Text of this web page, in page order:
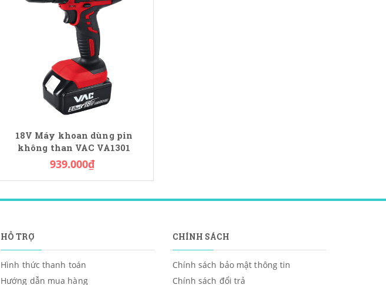
18V Máy khoan dùng pin
không than VAC VA1301
939.000₫
HỖ TRỢ
Hình thức thanh toán
Hướng dẫn mua hàng
CHÍNH SÁCH
Chính sách bảo mật thông tin
Chính sách đổi trả